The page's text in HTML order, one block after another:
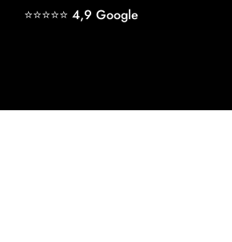
Direkt⭐⭐⭐⭐⭐ 4,9 Google